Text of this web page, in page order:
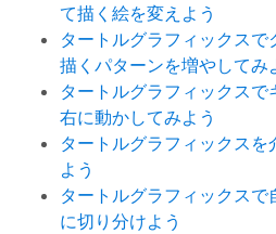
て描く絵を変えよう
タートルグラフィックス
描くパターンを増やしてみ
タートルグラフィックス
右に動かしてみよう
タートルグラフィックス
よう
タートルグラフィックス
に切り分けよう